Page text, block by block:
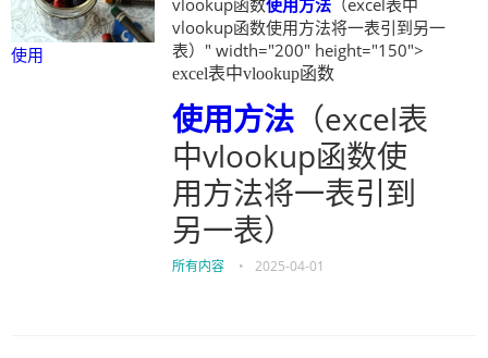
使用
vlookup函数使用方法 （excel表中
vlookup函数使用方法将一表引到另一
表）" width="200" height="150">
excel表中vlookup函数
使用方法 （excel表
中vlookup函数使
用方法将一表引到
另一表）
所有内容 • 2025-04-01